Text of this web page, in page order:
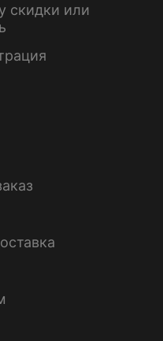
скидки или